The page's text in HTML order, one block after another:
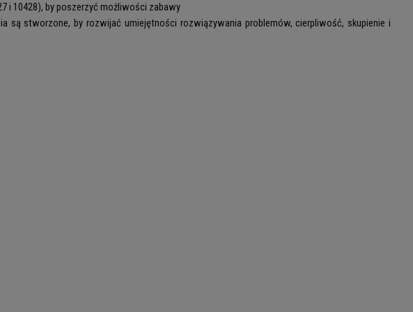
i 10428), by poszerzyć możliwości zabawy
stworzone, by rozwijać umiejętności rozwiązywania problemów, cierpliwość, skupienie i